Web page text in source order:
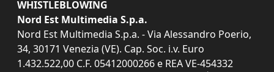
WHISTLEBLOWING
Nord Est Multimedia S.p.a.
Nord Est Multimedia S.p.a. - Via Alessandro Poerio,
34, 30171 Venezia (VE). Cap. Soc. i.v. Euro
1.432.522,00 C.F. 05412000266 e REA VE-454332